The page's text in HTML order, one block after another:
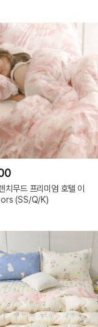
치무드 프리미엄 호텔 이
(SS/Q/K)